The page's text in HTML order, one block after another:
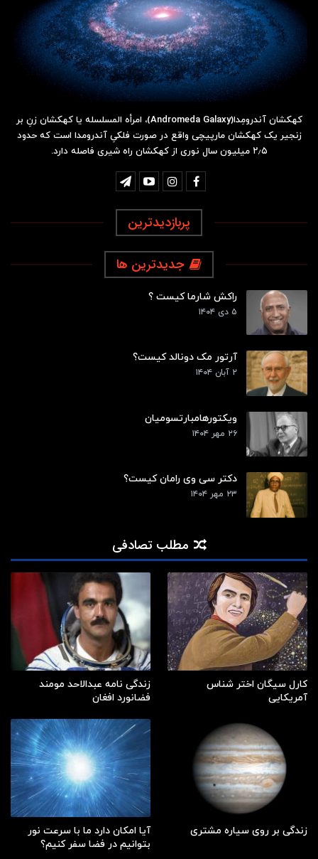
کهکشان آندرومِدا(Andromeda Galaxy)، امرأه المسلسله یا کهکشان زنِ بر
زنجیر یک کهکشان مارپیچی واقع در صورت فلکیِ آندرومدا است که حدود
۲٫۵ میلیون سال نوری از کهکشان راه شیری فاصله دارد.
پربازدیدترین
جدیدترین ها
راکش شارما کیست ؟
۵ دی ۱۴۰۴
آرتور مک دونالد کیست؟
۲ آبان ۱۴۰۴
ویکتورهامبارتسومیان
۲۶ مهر ۱۴۰۴
دکتر سی وی رامان کیست؟
۲۳ مهر ۱۴۰۴
مطلب تصادفی
کارل سیگان اختر شناس
آمریکایی
زندگی نامه عبدالاحد مومند
فضانورد افغان
زندگی بر روی سیاره مشتری
آیا امکان دارد ما با سرعت نور
بتوانیم در فضا سفر کنیم؟